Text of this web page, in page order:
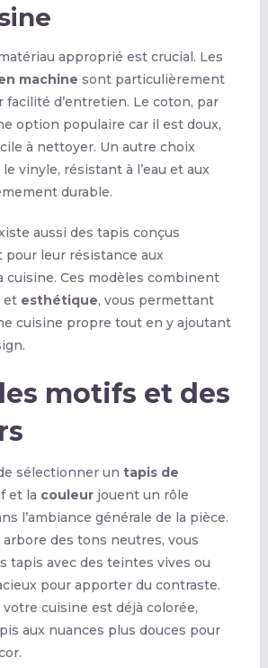
approprié est crucial. Les
machine sont particulièrement
facilité d’entretien. Le coton, par
option populaire car il est doux,
à nettoyer. Un autre choix
vinyle, résistant à l’eau et aux
durable.
aussi des tapis conçus
leur résistance aux
cuisine. Ces modèles combinent
et esthétique, vous permettant
cuisine propre tout en y ajoutant
motifs et des
sélectionner un tapis de
et la couleurjouent un rôle
l’ambiance générale de la pièce.
des tons neutres, vous
tapis avec des teintes vives ou
pour apporter du contraste.
votre cuisine est déjà colorée,
aux nuances plus douces pour